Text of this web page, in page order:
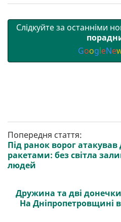
Слідкуйте за останніми
GoogleNe
Попередня стаття:
Під ранок ворог
ракетами: без світла
людей
Дружина та дві
На Дніпропетровщині